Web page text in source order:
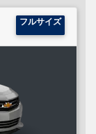
フルサイズ